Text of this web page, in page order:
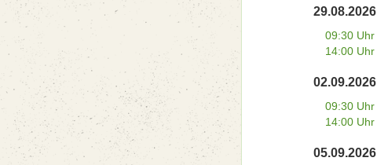
29.08.2026
09:30 Uhr
14:00 Uhr
02.09.2026
09:30 Uhr
14:00 Uhr
05.09.2026